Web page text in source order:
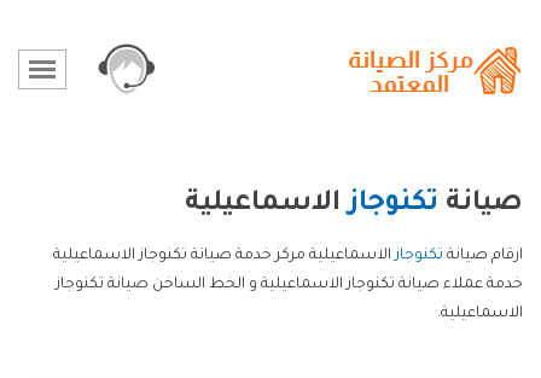
صيانة تكنوجازالاسماعيلية
ارقام صيانة تكنوجازالاسماعيلية مركز خدمة صيانة تكنوجاز الاسماعيلية
خدمة عملاء صيانة تكنوجاز الاسماعيلية و الخط الساخن صيانة تكنوجاز
الاسماعيلية.